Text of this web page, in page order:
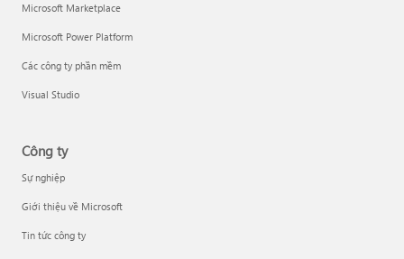
Microsoft Marketplace
Microsoft Power Platform
Các công ty phần mềm
Visual Studio
Công ty
Sự nghiệp
Giới thiệu về Microsoft
Tin tức công ty